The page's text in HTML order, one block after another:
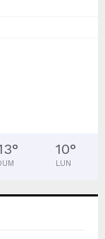
° 10°
LUN